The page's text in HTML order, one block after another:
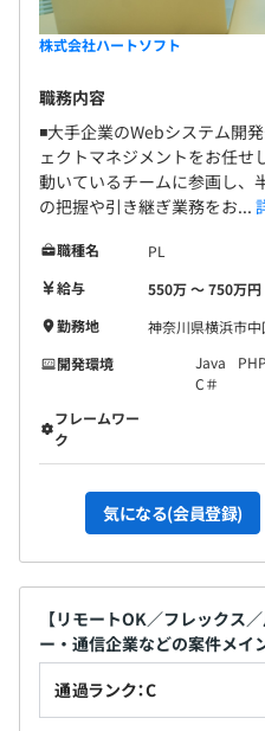
株式会社ハートソフト
職務内容
◾️大手企業のWebシステム開
ェクトマネジメントをお任せ
動いているチームに参画し、
の把握や引き継ぎ業務をお...
職種名
PL
給与
550万 〜 750万円
勤務地
神奈川県横浜市
開発環境
Java PHP
C＃
フレームワー
ク
気になる(会員登録)
【リモートOK／フレックス
ー・通信企業などの案件メイ
通過ランク：C